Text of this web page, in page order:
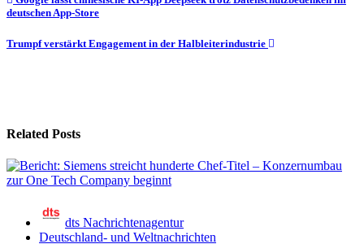
deutschen App-Store
Trumpf verstärkt Engagement in der Halbleiterindustrie
Related Posts
dts Nachrichtenagentur
Deutschland- und Weltnachrichten